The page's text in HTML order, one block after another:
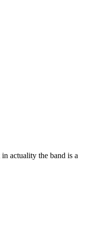
actuality the band is a